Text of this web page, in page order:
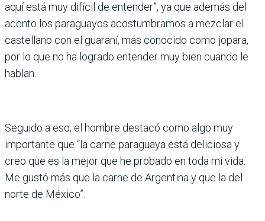
aquí está muy difícil de entender”, ya que además del
acento los paraguayos acostumbramos a mezclar el
castellano con el guaraní, más conocido como jopara,
por lo que no ha logrado entender muy bien cuando le
hablan.
Seguido a eso, el hombre destacó como algo muy
importante que “la carne paraguaya está deliciosa y
creo que es la mejor que he probado en toda mi vida.
Me gustó más que la carne de Argentina y que la del
norte de México”.